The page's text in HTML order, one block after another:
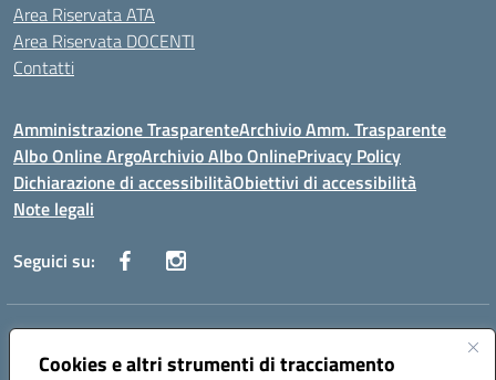
Cookies e altri strumenti di tracciamento
Area Riservata ATA
Area Riservata DOCENTI
Contatti
Amministrazione TrasparenteArchivio Amm. Trasparente
Albo Online ArgoArchivio Albo OnlinePrivacy Policy
Dichiarazione di accessibilitàObiettivi di accessibilità
Note legali
Seguici su:
Indirizzo:
Centralino:0823 742191 Email:CEIC8BC00Q@istruzione.it